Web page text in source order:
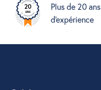
Plus de 20 ans
d'expérience